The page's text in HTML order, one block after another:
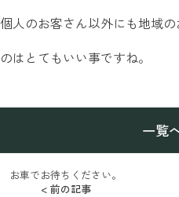
個人のお客さん以外にも地域
のはとてもいい事ですね。
< 前の記事
お車でお待ちください。
一覧